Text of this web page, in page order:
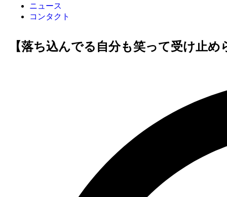
ニュース
コンタクト
【落ち込んでる自分も笑って受け止